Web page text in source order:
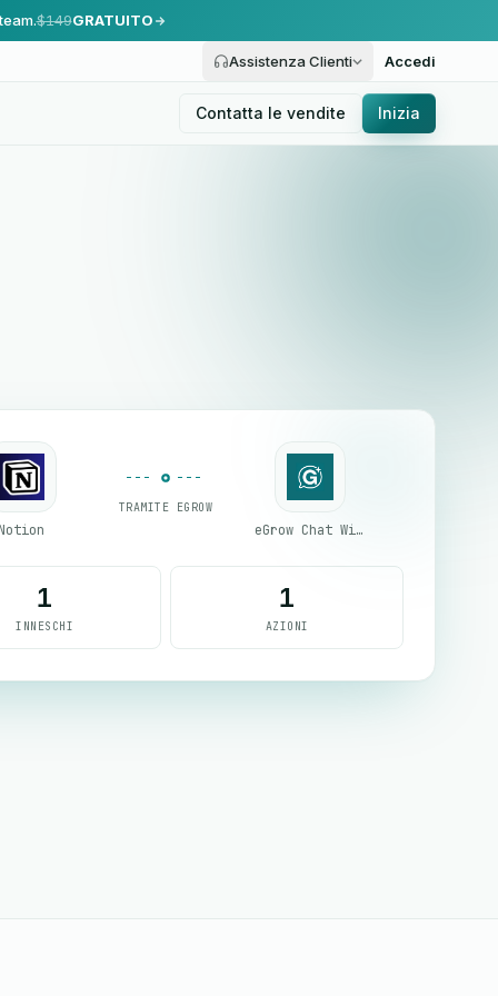
$149GRATUITO
Assistenza Clienti Accedi
Contatta le vendite Inizia
TRAMITE EGROW
eGrow Chat Widget
1
INNESCHI
1
AZIONI